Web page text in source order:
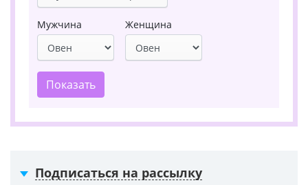
Мужчина Женщина
Показать
Подписаться на рассылку